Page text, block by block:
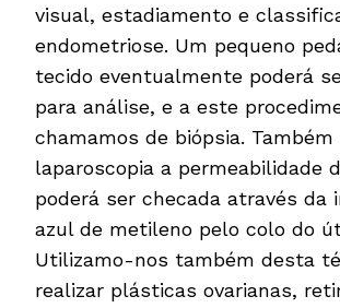
visual, estadiamento e
endometriose. Um pequeno
tecido eventualmente poderá
para análise, e a este
chamamos de biópsia.
laparoscopia a permeabilidade
poderá ser checada através da
azul de metileno pelo colo do
Utilizamo-nos também desta
realizar plásticas ovarianas,